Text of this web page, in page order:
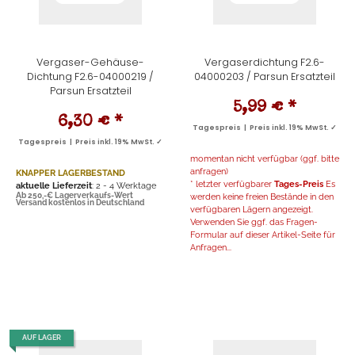
Vergaser-Gehäuse-
Dichtung F2.6-04000219 /
Parsun Ersatzteil
6,30 € *
Tagespreis | Preis inkl. 19% MwSt. ✓
KNAPPER LAGERBESTAND
aktuelle Lieferzeit: 2 - 4 Werktage
Ab 250,-€ Lagerverkaufs-Wert
Versand kostenlos in Deutschland
Vergaserdichtung F2.6-
04000203 / Parsun Ersatzteil
5,99 € *
Tagespreis | Preis inkl. 19% MwSt. ✓
momentan nicht verfügbar (ggf. bitte
anfragen)
* letzter verfügbarer Tages-Preis Es
werden keine freien Bestände in den
verfügbaren Lägern angezeigt.
Verwenden Sie ggf. das Fragen-
Formular auf dieser Artikel-Seite für
Anfragen...
AUF LAGER